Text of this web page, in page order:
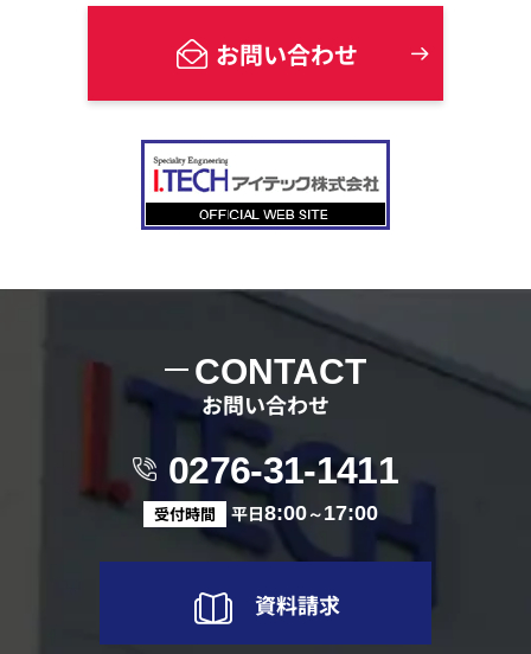
お問い合わせ
CONTACT
お問い合わせ
0276-31-1411
受付時間 平日8:00～17:00
資料請求